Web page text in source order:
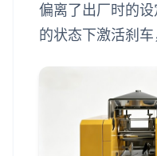
偏离了出厂时的
的状态下激活刹车